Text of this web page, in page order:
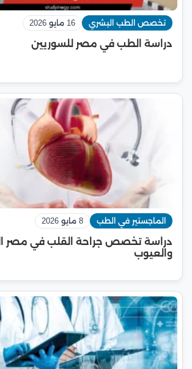
تخصص الطب البشري 16 مايو 2026
دراسة الطب في مصر للسوريين
الماجستير في الطب 8 مايو 2026
دراسة تخصص جراحة القلب في مصر
والعيوب